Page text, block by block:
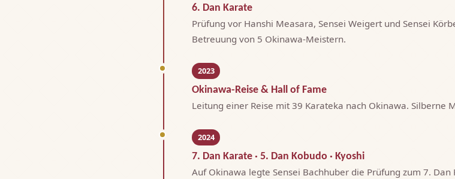
6. Dan Karate
Prüfung vor Hanshi Measara, Sensei Weigert und Sensei
Betreuung von 5 Okinawa-Meistern.
2023
Okinawa-Reise & Hall of Fame
Leitung einer Reise mit 39 Karateka nach Okinawa. Silberne
2024
7. Dan Karate · 5. Dan Kobudo · Kyoshi
Auf Okinawa legte Sensei Bachhuber die Prüfung zum 7.